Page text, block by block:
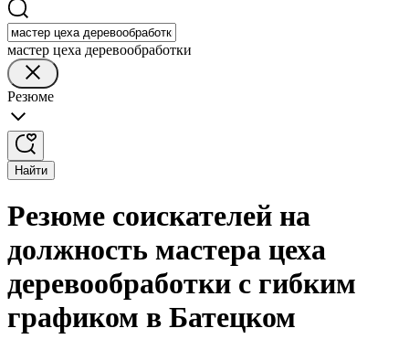
мастер цеха деревообработки
Резюме
Найти
Резюме соискателей на
должность мастера цеха
деревообработки с гибким
графиком в Батецком